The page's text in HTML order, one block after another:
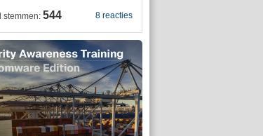
8 reacties
stemmen: 544